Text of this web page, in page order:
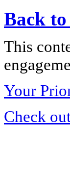
Back
This
Your
Check